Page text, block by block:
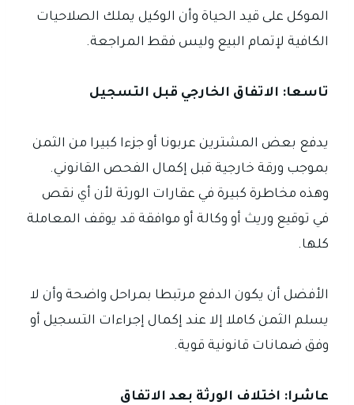
الموكل على قيد الحياة وأن الوكيل يملك الصلاحيات
الكافية لإتمام البيع وليس فقط المراجعة.
تاسعا: الاتفاق الخارجي قبل التسجيل
يدفع بعض المشترين عربونا أو جزءا كبيرا من الثمن
بموجب ورقة خارجية قبل إكمال الفحص القانوني.
وهذه مخاطرة كبيرة في عقارات الورثة لأن أي نقص
في توقيع وريث أو وكالة أو موافقة قد يوقف المعاملة
كلها.
الأفضل أن يكون الدفع مرتبطا بمراحل واضحة وأن لا
يسلم الثمن كاملا إلا عند إكمال إجراءات التسجيل أو
وفق ضمانات قانونية قوية.
عاشرا: اختلاف الورثة بعد الاتفاق